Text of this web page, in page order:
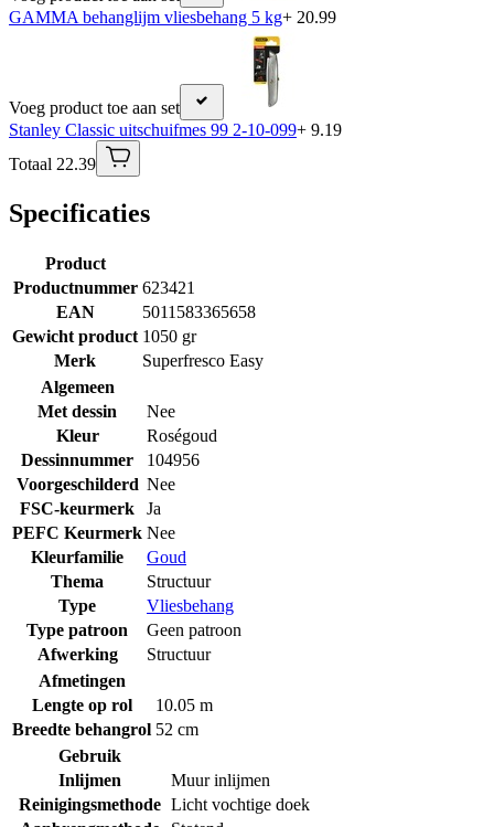
GAMMA behanglijm vliesbehang 5 kg+ 20.99
Voeg product toe aan set
Stanley Classic uitschuifmes 99 2-10-099+ 9.19
Totaal 22.39
Specificaties
Product
Productnummer 623421
EAN
5011583365658
Gewicht product 1050 gr
Merk
Superfresco Easy
Algemeen
Met dessin
Nee
Kleur
Roségoud
Dessinnummer
104956
Voorgeschilderd Nee
FSC-keurmerk
Ja
PEFC Keurmerk Nee
Kleurfamilie
Goud
Thema
Structuur
Type
Vliesbehang
Type patroon
Geen patroon
Afwerking
Structuur
Afmetingen
Lengte op rol
10.05 m
Breedte behangrol 52 cm
Gebruik
Inlijmen
Muur inlijmen
Reinigingsmethode Licht vochtige doek